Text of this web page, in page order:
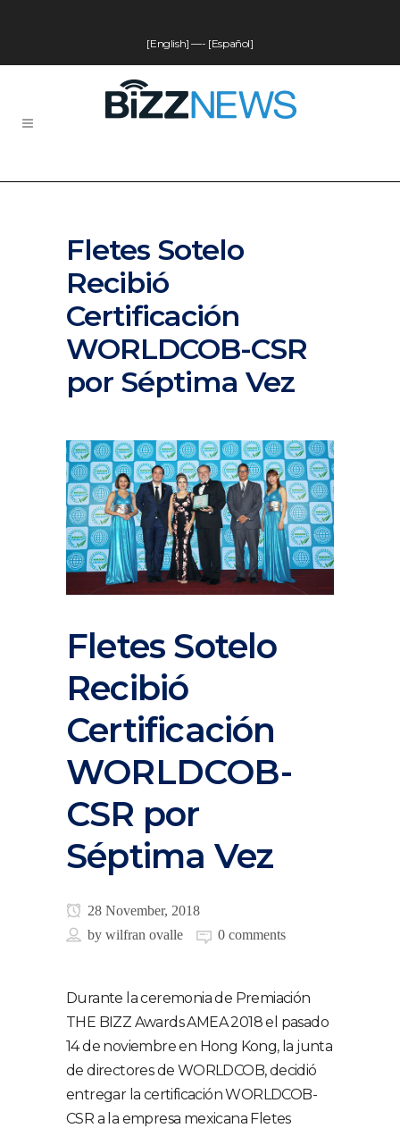
[English] —- [Español]
Fletes Sotelo
Recibió
Certificación
WORLDCOB-CSR
por Séptima Vez
Fletes Sotelo
Recibió
Certificación
WORLDCOB-
CSR por
Séptima Vez
28 November, 2018
by wilfran ovalle 0 comments
Durante la ceremonia de Premiación
THE BIZZ Awards AMEA 2018 el pasado
14 de noviembre en Hong Kong, la junta
de directores de WORLDCOB, decidió
entregar la certificación WORLDCOB-
CSR a la empresa mexicana Fletes